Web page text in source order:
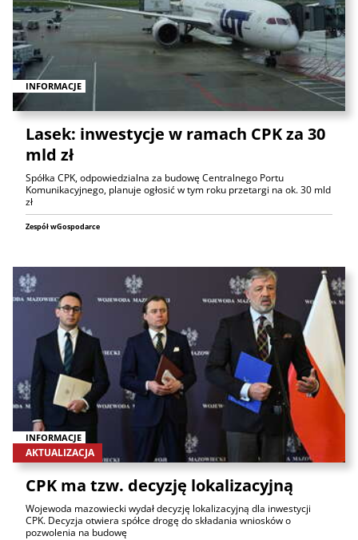
INFORMACJE
Lasek: inwestycje w ramach CPK za 30
mld zł
Spółka CPK, odpowiedzialna za budowę Centralnego Portu
Komunikacyjnego, planuje ogłosić w tym roku przetargi na ok. 30 mld
zł
Zespół wGospodarce
INFORMACJE
AKTUALIZACJA
CPK ma tzw. decyzję lokalizacyjną
Wojewoda mazowiecki wydał decyzję lokalizacyjną dla inwestycji
CPK. Decyzja otwiera spółce drogę do składania wniosków o
pozwolenia na budowę